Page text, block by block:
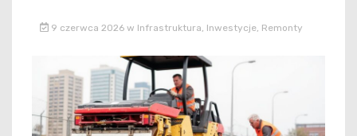
9 czerwca 2026 w Infrastruktura Inwestycje, Remonty